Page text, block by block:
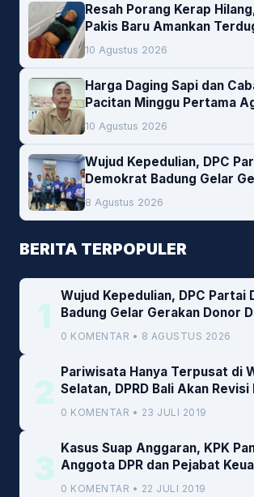
Resah Porang Kerap
Pakis Baru Amankan
Pencurian
10 Agustus 2026
Harga Daging Sapi dan
Pacitan Minggu Pertama
1,66 Persen. Ini Penjelasan
10 Agustus 2026
Wujud Kepedulian, DPC
Demokrat Badung Gelar
Darah
8 Agustus 2026
BERITA TERPOPULER
1
Wujud Kepedulian, DPC Partai
Badung Gelar Gerakan Donor
0 KOMENTAR • 8 AGUSTUS 2026
2
Pariwisata Hanya Terpusat di
Selatan, DPRD Bali Akan Revisi
0 KOMENTAR • 23 JULI 2019
3
Kasus Suap Anggaran, KPK
Anggota DPR dan Pejabat
Kemenkeu
0 KOMENTAR • 22 JULI 2019